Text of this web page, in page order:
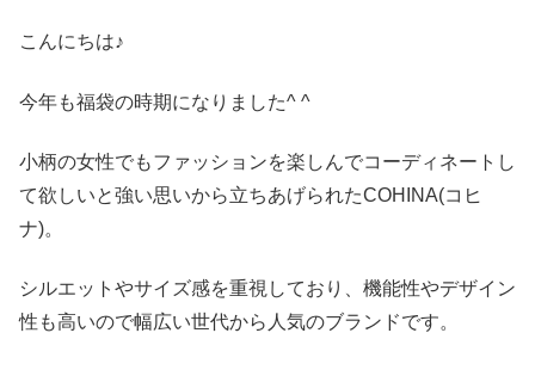
こんにちは♪
今年も福袋の時期になりました^ ^
小柄の女性でもファッションを楽しんでコーディネートし
て欲しいと強い思いから立ちあげられたCOHINA(コヒ
ナ)。
シルエットやサイズ感を重視しており、機能性やデザイン
性も高いので幅広い世代から人気のブランドです。